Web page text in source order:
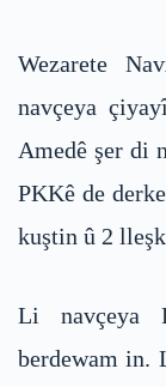
Wezarete
navçeya
Amedê şer di
PKKê de
kuştin û 2
Li navçeya
berdewam in.